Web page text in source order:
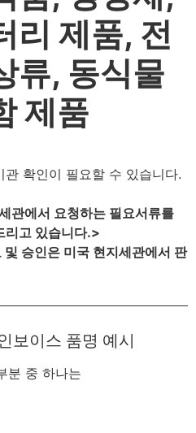
리 제품, 전
류, 동식물
제품
관 확인이 필요할 수 있습니다.
관에서 요청하는 필요서류를
리고 있습니다.>
승인은 미국 현지세관에서 판
보이스 품명 예시
분 중 하나는